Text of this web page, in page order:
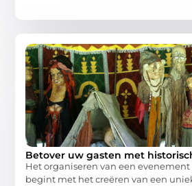
Betover uw gasten met
Het organiseren van een
begint met het creëren van een